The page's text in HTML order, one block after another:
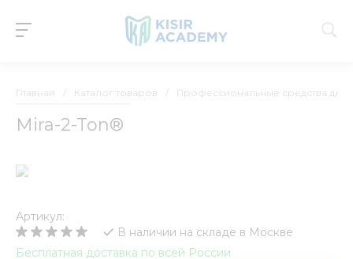
Главная Каталог товаров Профессиональные средства для
Mira-2-Ton®
Артикул:
В наличии на складе в Москве
Бесплатная доставка по всей России